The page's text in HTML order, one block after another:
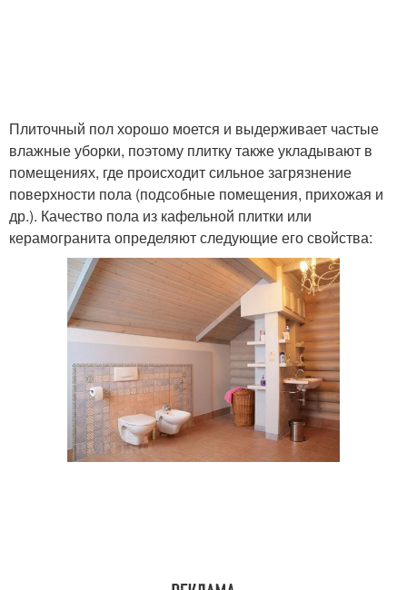
Плиточный пол хорошо моется и выдерживает частые
влажные уборки, поэтому плитку также укладывают в
помещениях, где происходит сильное загрязнение
поверхности пола (подсобные помещения, прихожая и
др.). Качество пола из кафельной плитки или
керамогранита определяют следующие его свойства: